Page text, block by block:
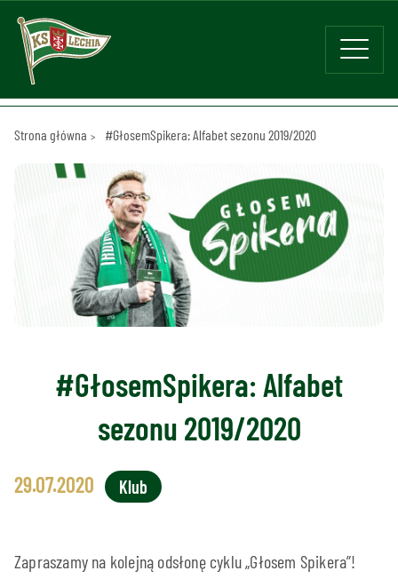
Strona główna #GłosemSpikera: Alfabet sezonu 2019/2020
#GłosemSpikera: Alfabet
sezonu 2019/2020
29.07.2020 Klub
Zapraszamy na kolejną odsłonę cyklu „Głosem Spikera”!